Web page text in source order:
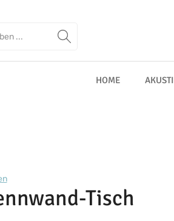
HOME
von 0 von 5 SternenTisch